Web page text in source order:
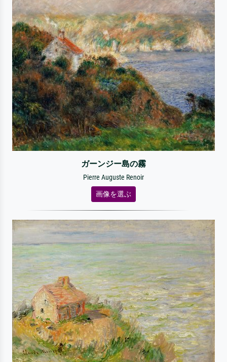
ガーンジー島の霧
Pierre Auguste Renoir
画像を選ぶ